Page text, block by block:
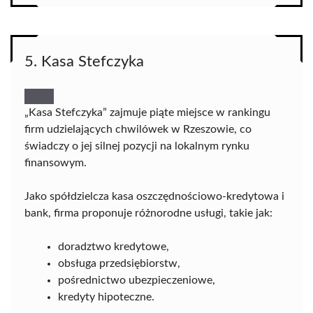
5. Kasa Stefczyka
„Kasa Stefczyka” zajmuje piąte miejsce w rankingu
firm udzielających chwilówek w Rzeszowie, co
świadczy o jej silnej pozycji na lokalnym rynku
finansowym.
Jako spółdzielcza kasa oszczędnościowo-kredytowa i
bank, firma proponuje różnorodne usługi, takie jak:
doradztwo kredytowe,
obsługa przedsiębiorstw,
pośrednictwo ubezpieczeniowe,
kredyty hipoteczne.